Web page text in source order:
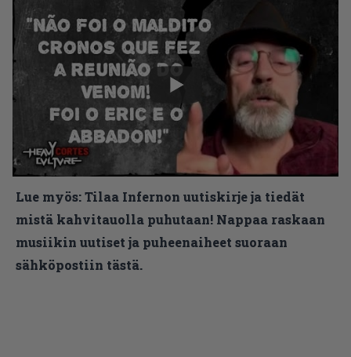
Lue myös:Tilaa Infernon uutiskirje ja tiedät
mistä kahvitauolla puhutaan! Nappaa raskaan
musiikin uutiset ja puheenaiheet suoraan
sähköpostiin tästä.